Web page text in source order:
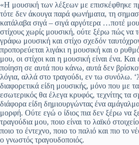
«Η μουσική των λέξεων με επισκέφθηκε
τότε δεν άκουγα παρά φωνήματα, τη
κατάλαβα σιγά – σιγά αργότερα …ποτέ
στίχους χωρίς μουσική, ούτε ξέρω πώς
γράφω μουσική και στίχο σχεδόν
προπορεύεται λιγάκι η μουσική και ο
μου, οι στίχοι και η μουσική είναι ένα. Και
ποίηση σε αυτά που κάνω, αυτά δεν
λόγια, αλλά στο τραγούδι, εν τω συνόλω.
διαφορετικά είδη μουσικής, μόνο που με
εσωτερικός θα έλεγα κρυφός, τεχνίτης τα
διάφορα είδη δημιουργώντας ένα
μορφή. Ούτε εγώ ο ίδιος πια δεν ξέρω να
τραγούδια μου, ποιο είναι το λαϊκό
ποιο το έντεχνο, ποιο το παλιό και πιο το
ο γνωστός τραγουδοποιός.